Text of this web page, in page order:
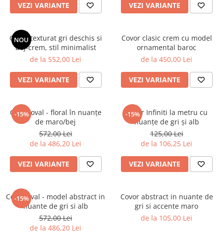
VEZI VARIANTE VEZI VARIANTE
NOU
Covor texturat gri deschis si
bej-crem, stil minimalist
de la 552,00 Lei
VEZI VARIANTE
Covor clasic crem cu model
ornamental baroc
de la 450,00 Lei
VEZI VARIANTE
-15%
Covor oval - floral în nuanțe
de maro/bej
572,00 Lei
de la 486,20 Lei
VEZI VARIANTE
-15%
Covor Infiniti la metru cu
nuanțe de gri și alb
125,00 Lei
de la 106,25 Lei
VEZI VARIANTE
-15%
Covor oval - model abstract in
nuante de gri si alb
572,00 Lei
de la 486,20 Lei
Covor abstract in nuante de
gri si accente maro
de la 105,00 Lei